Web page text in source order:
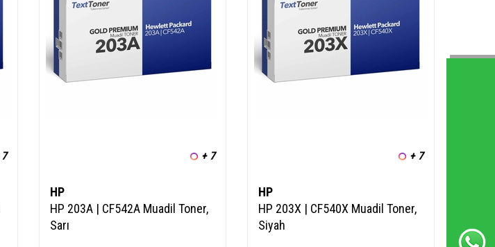
+ 7
HP
HP 203A | CF542A Muadil Toner,
Sarı
+ 7
HP
HP 203X | CF540X Muadil Toner,
Siyah
Mavi